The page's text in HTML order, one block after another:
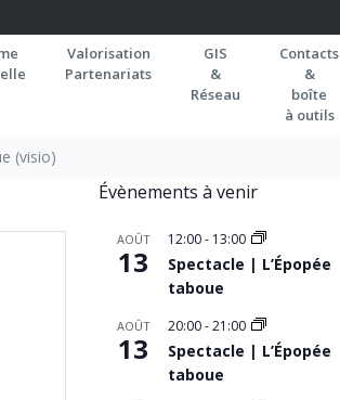
Valorisation
Partenariats
GIS
&
Réseau
Contacts
&
boîte
à outils
(visio)
Évènements à venir
AOÛT
13
12:00- 13:00
Spectacle | L’Épopée
taboue
AOÛT
13
20:00-21:00
Spectacle | L’Épopée
taboue